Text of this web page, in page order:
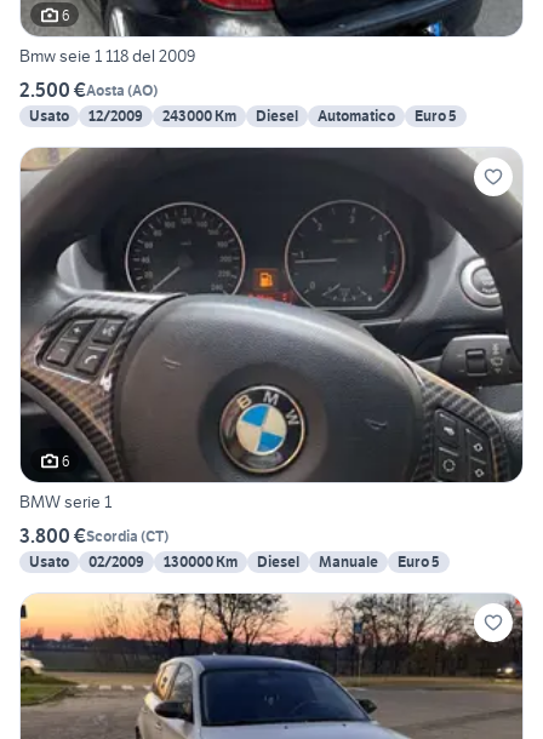
6
Bmw seie 1 118 del 2009
2.500 €Aosta (AO)
Usato
12/2009 243000 Km Diesel Automatico Euro 5
6
BMW serie 1
3.800 €Scordia (CT)
Usato
02/2009 130000 Km Diesel Manuale Euro 5